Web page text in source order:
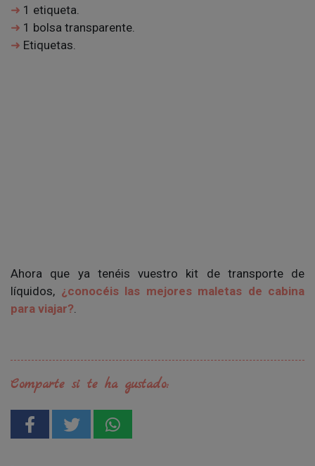
1 etiqueta.
1 bolsa transparente.
Etiquetas.
Ahora que ya tenéis vuestro kit de transporte de
líquidos, ¿conocéis las mejores maletas de cabina
para viajar?.
Comparte si te ha gustado: